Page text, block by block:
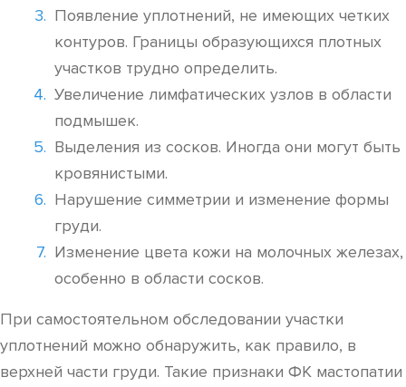
Появление уплотнений, не имеющих четких
контуров. Границы образующихся плотных
участков трудно определить.
Увеличение лимфатических узлов в области
подмышек.
Выделения из сосков. Иногда они могут быть
кровянистыми.
Нарушение симметрии и изменение формы
груди.
Изменение цвета кожи на молочных железах,
особенно в области сосков.
При самостоятельном обследовании участки
уплотнений можно обнаружить, как правило, в
верхней части груди. Такие признаки ФК мастопатии